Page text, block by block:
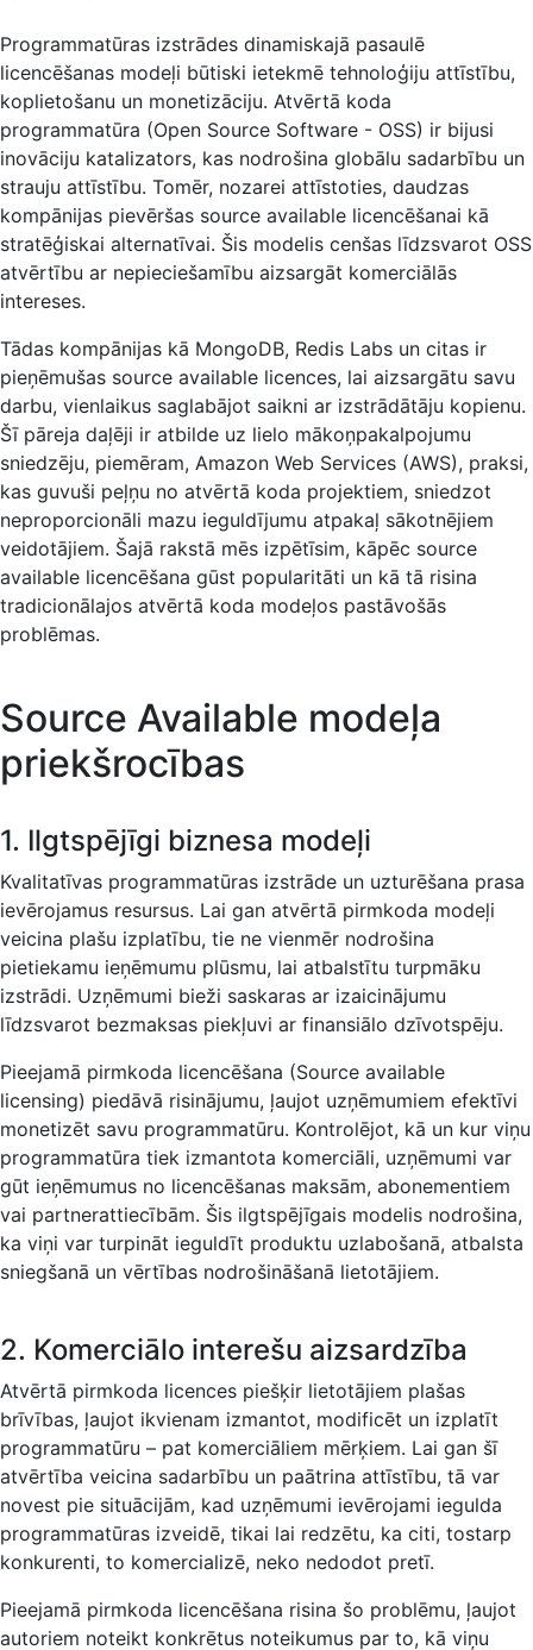
Programmatūras izstrādes dinamiskajā pasaulē
licencēšanas modeļi būtiski ietekmē tehnoloģiju attīstību,
koplietošanu un monetizāciju. Atvērtā koda
programmatūra (Open Source Software - OSS) ir bijusi
inovāciju katalizators, kas nodrošina globālu sadarbību un
strauju attīstību. Tomēr, nozarei attīstoties, daudzas
kompānijas pievēršas source available licencēšanai kā
stratēģiskai alternatīvai. Šis modelis cenšas līdzsvarot OSS
atvērtību ar nepieciešamību aizsargāt komerciālās
intereses.
Tādas kompānijas kā MongoDB, Redis Labs un citas ir
pieņēmušas source available licences, lai aizsargātu savu
darbu, vienlaikus saglabājot saikni ar izstrādātāju kopienu.
Šī pāreja daļēji ir atbilde uz lielo mākoņpakalpojumu
sniedzēju, piemēram, Amazon Web Services (AWS), praksi,
kas guvuši peļņu no atvērtā koda projektiem, sniedzot
neproporcionāli mazu ieguldījumu atpakaļ sākotnējiem
veidotājiem. Šajā rakstā mēs izpētīsim, kāpēc source
available licencēšana gūst popularitāti un kā tā risina
tradicionālajos atvērtā koda modeļos pastāvošās
problēmas.
Source Available modeļa
priekšrocības
1. Ilgtspējīgi biznesa modeļi
Kvalitatīvas programmatūras izstrāde un uzturēšana prasa
ievērojamus resursus. Lai gan atvērtā pirmkoda modeļi
veicina plašu izplatību, tie ne vienmēr nodrošina
pietiekamu ieņēmumu plūsmu, lai atbalstītu turpmāku
izstrādi. Uzņēmumi bieži saskaras ar izaicinājumu
līdzsvarot bezmaksas piekļuvi ar finansiālo dzīvotspēju.
Pieejamā pirmkoda licencēšana (Source available
licensing) piedāvā risinājumu, ļaujot uzņēmumiem efektīvi
monetizēt savu programmatūru. Kontrolējot, kā un kur viņu
programmatūra tiek izmantota komerciāli, uzņēmumi var
gūt ieņēmumus no licencēšanas maksām, abonementiem
vai partnerattiecībām. Šis ilgtspējīgais modelis nodrošina,
ka viņi var turpināt ieguldīt produktu uzlabošanā, atbalsta
sniegšanā un vērtības nodrošināšanā lietotājiem.
2. Komerciālo interešu aizsardzība
Atvērtā pirmkoda licences piešķir lietotājiem plašas
brīvības, ļaujot ikvienam izmantot, modificēt un izplatīt
programmatūru – pat komerciāliem mērķiem. Lai gan šī
atvērtība veicina sadarbību un paātrina attīstību, tā var
novest pie situācijām, kad uzņēmumi ievērojami iegulda
programmatūras izveidē, tikai lai redzētu, ka citi, tostarp
konkurenti, to komercializē, neko nedodot pretī.
Pieejamā pirmkoda licencēšana risina šo problēmu, ļaujot
autoriem noteikt konkrētus noteikumus par to, kā viņu